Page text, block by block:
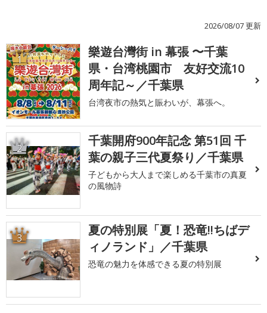
2026/08/07 更新
1
樂遊台灣街 in 幕張 〜千葉
県・台湾桃園市 友好交流10
周年記～／千葉県
台湾夜市の熱気と賑わいが、幕張へ。
2
千葉開府900年記念 第51回 千
葉の親子三代夏祭り／千葉県
子どもから大人まで楽しめる千葉市の真夏
の風物詩
3
夏の特別展「夏！恐竜!!ちばデ
ィノランド」／千葉県
恐竜の魅力を体感できる夏の特別展